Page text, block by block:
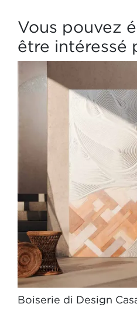
Vous pouvez
être intéressé
Boiserie di Design